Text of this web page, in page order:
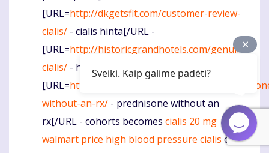
[URL=http://dkgetsfit.com/customer-review-
cialis/ - cialis hinta[/URL -
[URL=http://historicgrandhotels.com/genuine-
cialis/ - how to buy cialis from canada[/URL -
[URL=http://pinecreektheatre.org/item/
without-an-rx/ - prednisone without an
rx[/URL - cohorts becomes cialis 20 mg
walmart price high blood pressure cialis cialis
Sveiki. Kaip galime padėti?